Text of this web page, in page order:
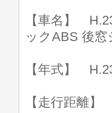
【車名】
ックABS 後窓
【年式】
【走行距離